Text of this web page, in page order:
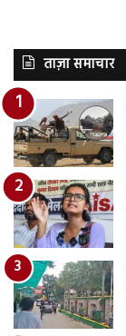
ताज़ा समाचार